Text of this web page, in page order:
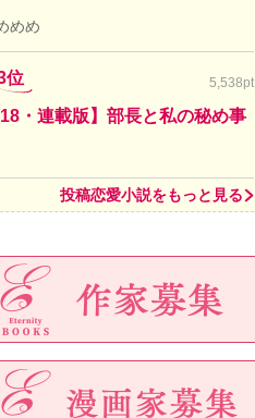
めめ
位 5,538pt
18・連載版】部長と私の秘め事
投稿恋愛小説をもっと見る